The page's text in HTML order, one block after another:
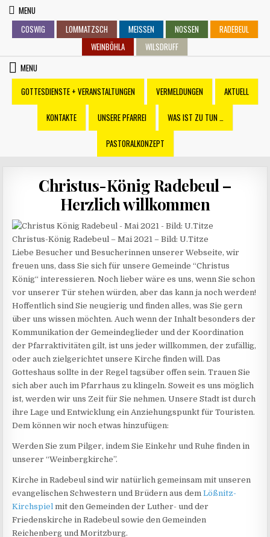
Skip
content
MENU
COSWIG
LOMMATZSCH MEISSEN NOSSEN
RADEBEUL
WEINBÖHLA
WILSDRUFF
MENU
GOTTESDIENSTE + VERANSTALTUNGEN
VERMELDUNGEN AKTUELL
KONTAKTE UNSERE PFARREI WAS IST ZU TUN …
PASTORALKONZEPT
Christus-König Radebeul –
Herzlich willkommen
Christus-König Radebeul – Mai 2021 – Bild: U.Titze
Liebe Besucher und Besucherinnen unserer Webseite, wir
freuen uns, dass Sie sich für unsere Gemeinde “Christus
König“ interessieren. Noch lieber wäre es uns, wenn Sie schon
vor unserer Tür stehen würden, aber das kann ja noch werden!
Hoffentlich sind Sie neugierig und finden alles, was Sie gern
über uns wissen möchten. Auch wenn der Inhalt besonders der
Kommunikation der Gemeindeglieder und der Koordination
der Pfarraktivitäten gilt, ist uns jeder willkommen, der zufällig,
oder auch zielgerichtet unsere Kirche finden will. Das
Gotteshaus sollte in der Regel tagsüber offen sein. Trauen Sie
sich aber auch im Pfarrhaus zu klingeln. Soweit es uns möglich
ist, werden wir uns Zeit für Sie nehmen. Unsere Stadt ist durch
ihre Lage und Entwicklung ein Anziehungspunkt für Touristen.
Dem können wir noch etwas hinzufügen:
Werden Sie zum Pilger, indem Sie Einkehr und Ruhe finden in
unserer “Weinbergkirche”.
Kirche in Radebeul sind wir natürlich gemeinsam mit unseren
evangelischen Schwestern und Brüdern aus demLößnitz-
Kirchspiel mit den Gemeinden der Luther- und der
Friedenskirche in Radebeul sowie den Gemeinden
Reichenberg und Moritzburg.